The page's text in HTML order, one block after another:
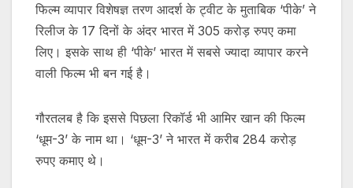
फिल्म व्यापार विशेषज्ञ तरण आदर्श के ट्वीट के मुताबिक ‘पीके’ ने
रिलीज के 17 दिनों के अंदर भारत में 305 करोड़ रुपए कमा
लिए। इसके साथ ही ‘पीके’ भारत में सबसे ज्यादा व्यापार करने
वाली फिल्म भी बन गई है।
गौरतलब है कि इससे पिछला रिकॉर्ड भी आमिर खान की फिल्म
‘धूम-3’ के नाम था। ‘धूम-3’ ने भारत में करीब 284 करोड़
रुपए कमाए थे।